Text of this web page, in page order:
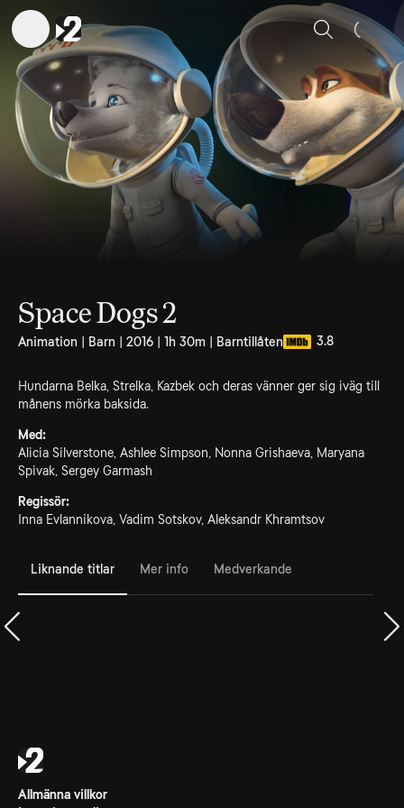
Sök
Space Dogs 2
Animation | Barn | 2016 | 1h 30m | Barntillåten 3.8
Hundarna Belka, Strelka, Kazbek och deras vänner ger sig iväg till
månens mörka baksida.
Med:
Alicia Silverstone, Ashlee Simpson, Nonna Grishaeva, Maryana
Spivak, Sergey Garmash
Regissör:
Inna Evlannikova, Vadim Sotskov, Aleksandr Khramtsov
Liknande titlar Mer info Medverkande
Allmänna villkor